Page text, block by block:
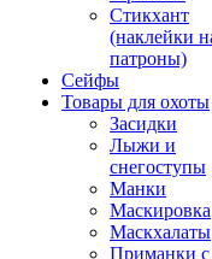
Стикхант
(наклейки
патроны)
Сейфы
Товары для охоты
Засидки
Лыжи и
снегоступы
Манки
Маскировка
Маскхалаты
Приманки с